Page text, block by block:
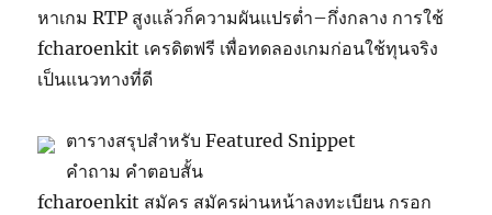
หาเกม RTP สูงแล้วก็ความผันแปรต่ำ–กึ่งกลาง การใช้
fcharoenkit เครดิตฟรี เพื่อทดลองเกมก่อนใช้ทุนจริง
เป็นแนวทางที่ดี
ตารางสรุปสำหรับ Featured Snippet
คำถาม คำตอบสั้น
fcharoenkit สมัคร สมัครผ่านหน้าลงทะเบียน กรอก